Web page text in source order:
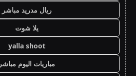
ريال مدريد مباشر
يلا شوت
yalla shoot
مباريات اليوم مباشر